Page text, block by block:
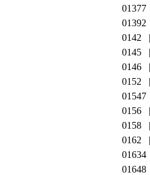
01377
01392
0142
0145
0146
0152
01547
0156
0158
0162
01634
01648